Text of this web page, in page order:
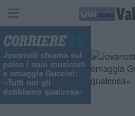
Jovanotti chiama sul
palco i suoi musicisti
e omaggia Guccini:
«Tutti noi gli
dobbiamo qualcosa»